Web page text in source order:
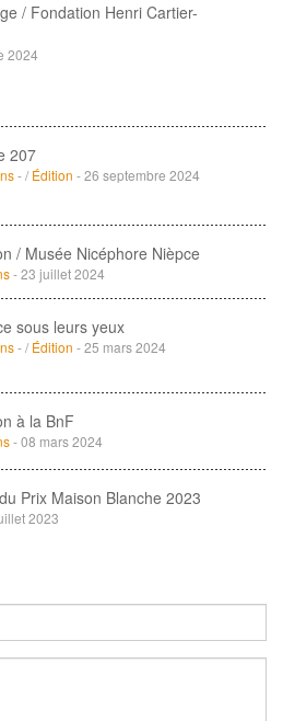
/ Fondation Henri Cartier-
2024
207
- /Édition - 26 septembre 2024
/ Musée Nicéphore Nièpce
- 23 juillet 2024
sous leurs yeux
- /Édition - 25 mars 2024
à la BnF
- 08 mars 2024
Prix Maison Blanche 2023
2023